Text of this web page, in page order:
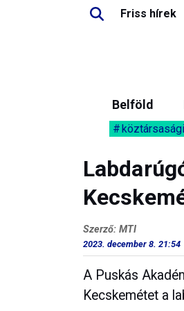
Friss hírek
Belföld
Szerző: MTI
2023. december 8. 21:54
A Puskás
Kecskemétet a